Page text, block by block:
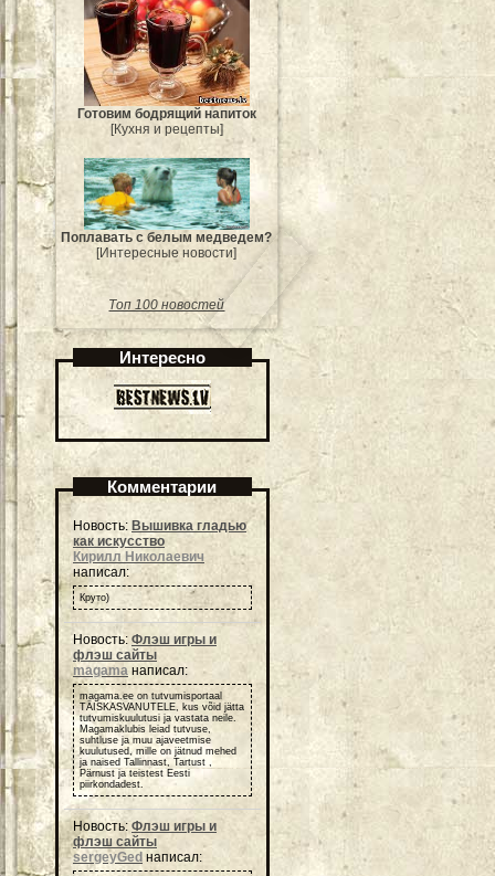
Готовим бодрящий напиток
[Кухня и рецепты]
Поплавать с белым медведем?
[Интересные новости]
Топ 100 новостей
Интересно
Комментарии
Новость: Вышивка гладью
как искусство
Кирилл Николаевич
написал:
Круто)
Новость: Флэш игры и
флэш сайты
magama написал:
magama.ee on tutvumisportaal
TÄISKASVANUTELE, kus võid jätta
tutvumiskuulutusi ja vastata neile.
Magamaklubis leiad tutvuse,
suhtluse ja muu ajaveetmise
kuulutused, mille on jätnud mehed
ja naised Tallinnast, Tartust ,
Pärnust ja teistest Eesti
piirkondadest.
Новость: Флэш игры и
флэш сайты
sergeyGed написал: